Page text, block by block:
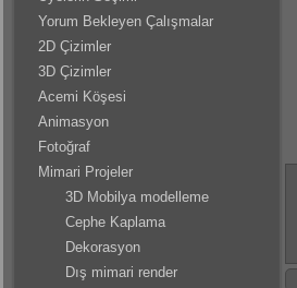
Yorum Bekleyen Çalışmalar
2D Çizimler
3D Çizimler
Acemi Köşesi
Animasyon
Fotoğraf
Mimari Projeler
3D Mobilya modelleme
Cephe Kaplama
Dekorasyon
Dış mimari render